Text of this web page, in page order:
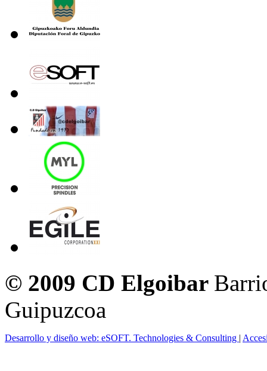
© 2009 CD Elgoibar
Guipuzcoa
Desarrollo y diseño web: eSOFT. Technologies & Consulting |